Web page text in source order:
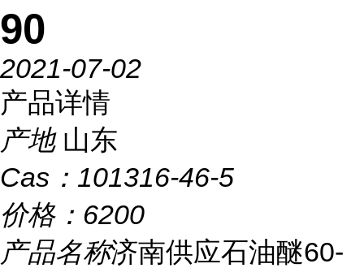
90
2021-07-02
产品详情
产地 山东
Cas： 101316-46-5
价格： 6200
产品名称济南供应石油醚60-